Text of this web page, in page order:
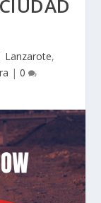
Lanzarote,
| 0